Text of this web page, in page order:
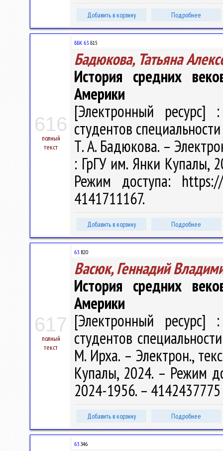
Добавить в корзину Подробнее
616
полный
текст
ББК 63.Б15
Бадюкова, Татьяна
История средних
Америки
[Электронный ресурс]
студентов
Т. А. Бадюкова. –
: ГрГУ им. Янки Купалы,
Режим доступа:
4141711167.
Добавить в корзину Подробнее
617
полный
текст
63 В20
Васюк, Геннадий
История средних
Америки
[Электронный ресурс]
студентов
М. Ирха. – Электрон.,
Купалы, 2024. – Режим
2024-1956. –
Добавить в корзину Подробнее
63 З46